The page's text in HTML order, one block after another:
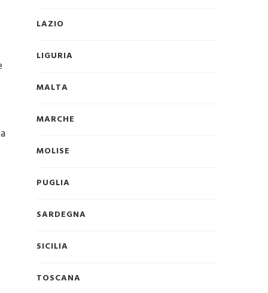
LAZIO
LIGURIA
MALTA
MARCHE
MOLISE
PUGLIA
SARDEGNA
SICILIA
TOSCANA